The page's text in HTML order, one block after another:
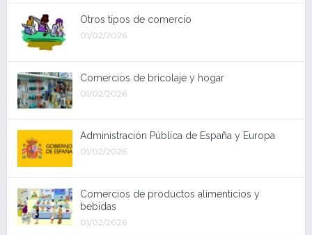
Otros tipos de comercio
01/02/2026
Comercios de bricolaje y hogar
01/02/2026
Administración Pública de España y Europa
01/02/2026
Comercios de productos alimenticios y
bebidas
01/02/2026